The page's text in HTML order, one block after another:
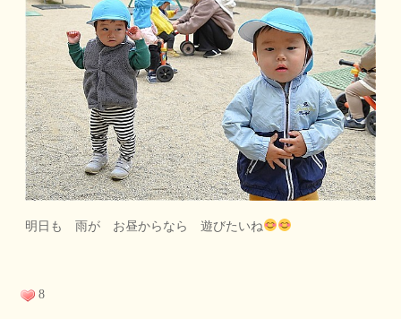
明日も 雨が お昼からなら 遊びたいね
8